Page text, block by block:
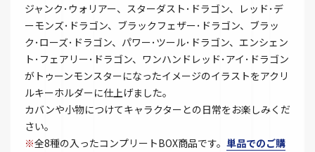
ジャンク･ウォリアー、スターダスト･ドラゴン、レッド･デ
ーモンズ･ドラゴン、ブラックフェザー･ドラゴン、ブラッ
ク･ローズ･ドラゴン、パワー･ツール･ドラゴン、エンシェン
ト･フェアリー･ドラゴン、ワンハンドレッド･アイ･ドラゴン
がトゥーンモンスターになったイメージのイラストをアクリ
ルキーホルダーに仕上げました。
カバンや小物につけてキャラクターとの日常をお楽しみくだ
さい。
※全8種の入ったコンプリートBOX商品です。 単品でのご購